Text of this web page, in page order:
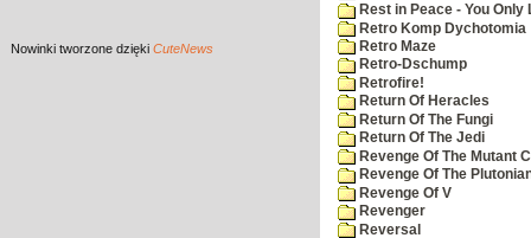
Nowinki tworzone dzięki CuteNews
Rest in Peace - You Only
Retro Komp Dychotomia
Retro Maze
Retro-Dschump
Retrofire!
Return Of Heracles
Return Of The Fungi
Return Of The Jedi
Revenge Of The Mutant
Revenge Of The
Revenge Of V
Revenger
Reversal